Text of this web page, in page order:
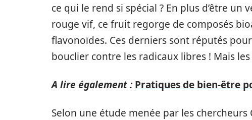
ce qui le rend si spécial ? En plus d’être
rouge vif, ce fruit regorge de composés
flavonoïdes. Ces derniers sont réputés
bouclier contre les radicaux libres ! Mais
A lire également : Pratiques de bien-être
Selon une étude menée par les